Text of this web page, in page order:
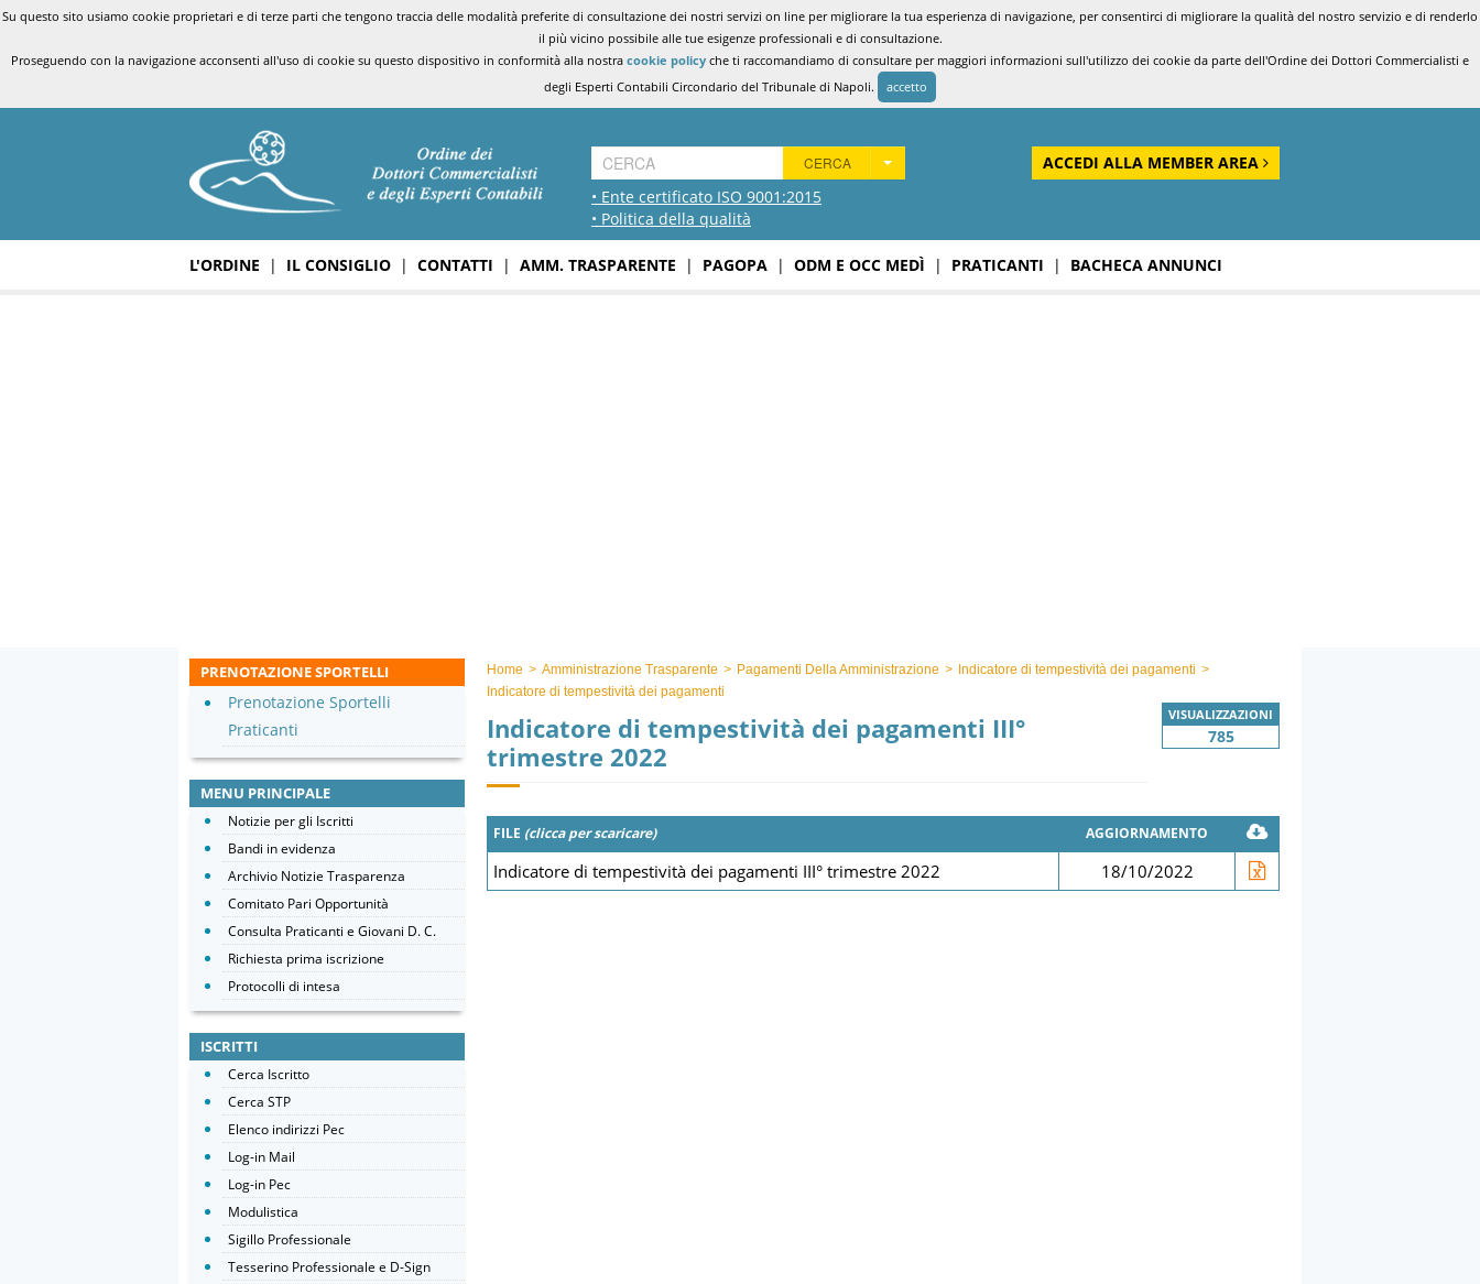
Su questo sito usiamo cookie proprietari e di terze parti che tengono traccia delle modalità preferite di consultazione dei nostri servizi on line per migliorare la tua esperienza di navigazione, per consentirci di migliorare la qualità del nostro servizio e di renderlo
il più vicino possibile alle tue esigenze professionali e di consultazione.
Proseguendo con la navigazione acconsenti all'uso di cookie su questo dispositivo in conformità alla nostra cookie policy che ti raccomandiamo di consultare per maggiori informazioni sull'utilizzo dei cookie da parte dell'Ordine dei Dottori Commercialisti e
degli Esperti Contabili Circondario del Tribunale di Napoli.
accetto
• Ente certificato ISO 9001:2015
• Politica della qualità
CERCA ACCEDI ALLA MEMBER AREA
L'ORDINE | IL CONSIGLIO | CONTATTI | AMM. TRASPARENTE | PAGOPA | ODM E OCC MEDÌ | PRATICANTI | BACHECA ANNUNCI
Home > Amministrazione Trasparente > Pagamenti Della Amministrazione > Indicatore di tempestività dei pagamenti >
Indicatore di tempestività dei pagamenti
Indicatore di tempestività dei pagamenti III°
trimestre 2022
VISUALIZZAZIONI
785
FILE (clicca per scaricare) AGGIORNAMENTO
Indicatore di tempestività dei pagamenti III° trimestre 2022 18/10/2022
PRENOTAZIONE SPORTELLI
Prenotazione Sportelli
Praticanti
MENU PRINCIPALE
Notizie per gli Iscritti
Bandi in evidenza
Archivio Notizie Trasparenza
Comitato Pari Opportunità
Consulta Praticanti e Giovani D. C.
Richiesta prima iscrizione
Protocolli di intesa
ISCRITTI
Cerca Iscritto
Cerca STP
Elenco indirizzi Pec
Log-in Mail
Log-in Pec
Modulistica
Sigillo Professionale
Tesserino Professionale e D-Sign